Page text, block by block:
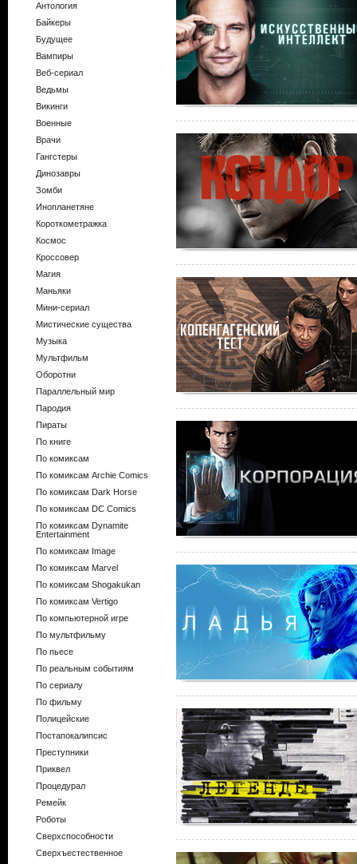
Антология
Байкеры
Будущее
Вампиры
Веб-сериал
Ведьмы
Викинги
Военные
Врачи
Гангстеры
Динозавры
Зомби
Инопланетяне
Короткометражка
Космос
Кроссовер
Магия
Маньяки
Мини-сериал
Мистические существа
Музыка
Мультфильм
Оборотни
Параллельный мир
Пародия
Пираты
По книге
По комиксам
По комиксам Archie Comics
По комиксам Dark Horse
По комиксам DC Comics
По комиксам Dynamite
Entertainment
По комиксам Image
По комиксам Marvel
По комиксам Shogakukan
По комиксам Vertigo
По компьютерной игре
По мультфильму
По пьесе
По реальным событиям
По сериалу
По фильму
Полицейские
Постапокалипсис
Преступники
Приквел
Процедурал
Ремейк
Роботы
Сверхспособности
Сверхъестественное